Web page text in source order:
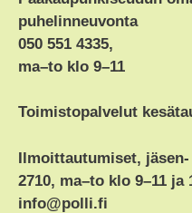
puhelinneuvonta
050 551 4335,
ma–to klo 9–11
Toimistopalvelut
Ilmoittautumiset,
2710, ma–to klo 9–11 ja
info@polli.fi